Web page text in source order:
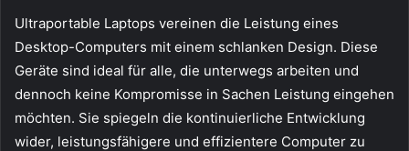
Ultraportable Laptops vereinen die Leistung eines
Desktop-Computers mit einem schlanken Design. Diese
Geräte sind ideal für alle, die unterwegs arbeiten und
dennoch keine Kompromisse in Sachen Leistung eingehen
möchten. Sie spiegeln die kontinuierliche Entwicklung
wider, leistungsfähigere und effizientere Computer zu